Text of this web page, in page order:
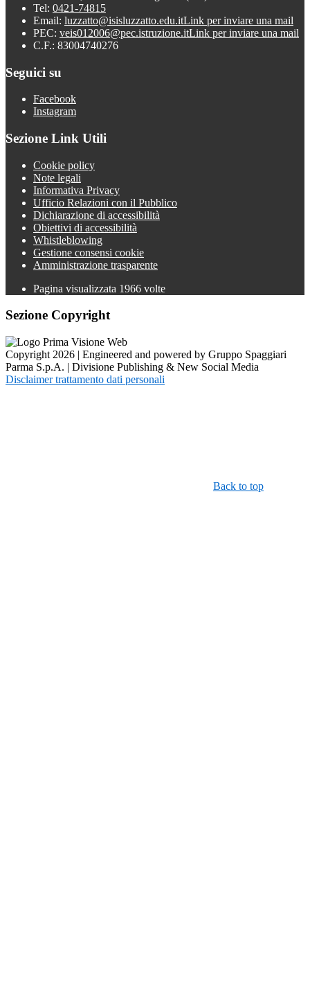
Tel: 0421-74815
Email: luzzatto@isisluzzatto.edu.itLink per inviare una mail
PEC: veis012006@pec.istruzione.itLink per inviare una mail
C.F.: 83004740276
Seguici su
Facebook
Instagram
Sezione Link Utili
Cookie policy
Note legali
Informativa Privacy
Ufficio Relazioni con il Pubblico
Dichiarazione di accessibilità
Obiettivi di accessibilità
Whistleblowing
Gestione consensi cookie
Amministrazione trasparente
Pagina visualizzata 1966 volte
Sezione Copyright
Copyright 2026 | Engineered and powered by Gruppo Spaggiari
Parma S.p.A. | Divisione Publishing & New Social Media
Disclaimer trattamento dati personali
Back to top